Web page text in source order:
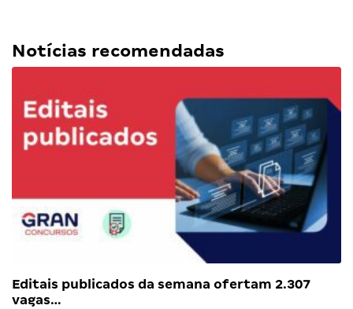
Notícias recomendadas
Editais publicados da semana ofertam 2.307
vagas…